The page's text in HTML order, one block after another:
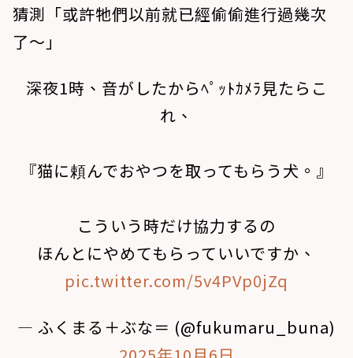
猜測「或許牠們以前就已經偷偷進行過幾次
了～」
深夜1時、音がしたからﾍﾟｯﾄｶﾒﾗ見たらこ
れ、
『猫に頼んでおやつを取ってもらう犬。』
こういう時だけ協力するの
ほんとにやめてもらっていいですか、
pic.twitter.com/5v4PVp0jZq
— ふくまる＋ぶな＝ (@fukumaru_buna)